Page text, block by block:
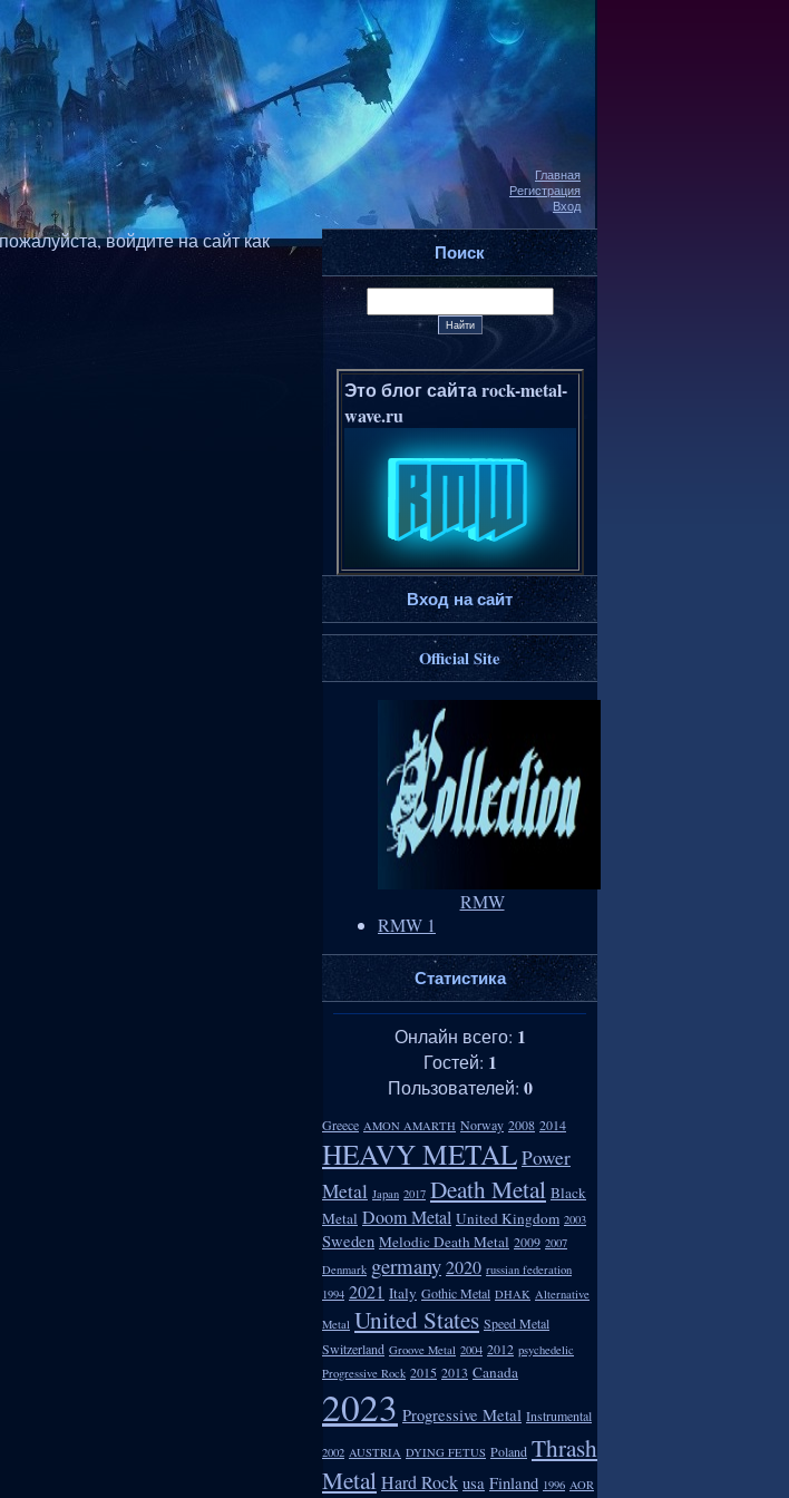
Главная
Регистрация
Вход
войдите на сайт как
Поиск
Это блог сайта rock-metal-
wave.ru
Вход на сайт
Official Site
RMW
RMW 1
Статистика
Онлайн всего: 1
Гостей: 1
Пользователей: 0
Greece AMON AMARTH Norway 2008 2014
HEAVY METALPower
Metal Japan 2017 Death Metal Black
Metal Doom Metal United Kingdom 2003
Sweden Melodic Death Metal 2009 2007
Denmark germany2020 russian federation
1994 2021 Italy Gothic Metal DHAK Alternative
Metal United States Speed Metal
Switzerland Groove Metal 2004 2012 psychedelic
Progressive Rock 2015 2013 Canada
2023 Progressive Metal Instrumental
2002 AUSTRIA DYING FETUS Poland Thrash
MetalHard Rock usa Finland 1996 AOR